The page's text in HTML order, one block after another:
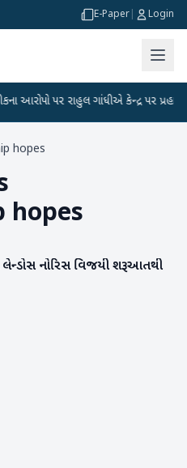
E-Paper Login
પર રાહુલ ગાંધીએ કેન્દ્ર પર પ્રહાર કર્યા
hopes
hopes
લેન્ડોસ નોરિસ વિજયી શરૂઆતથી